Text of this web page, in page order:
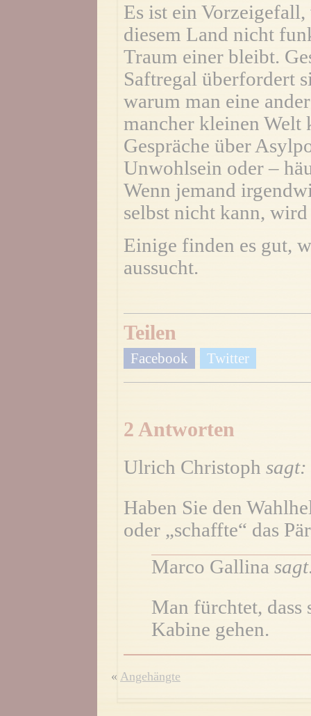
Es ist ein
diesem Land nicht
Traum einer bleibt.
Saftregal überfordert
warum man eine
mancher kleinen Welt
Gespräche über
Unwohlsein oder –
Wenn jemand
selbst nicht kann,
Einige finden es gut,
aussucht.
Teilen
Facebook Twitter
2 Antworten
Ulrich Christoph sagt:
Haben Sie den
oder „schaffte“ das
Marco Gallina
Man fürchtet,
Kabine gehen.
« Angehängte